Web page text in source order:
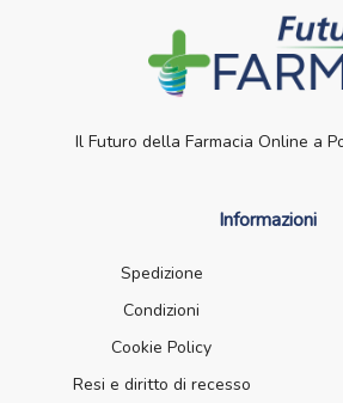
Il Futuro della Farmacia Online a
Informazioni
Spedizione
Condizioni
Cookie Policy
Resi e diritto di recesso